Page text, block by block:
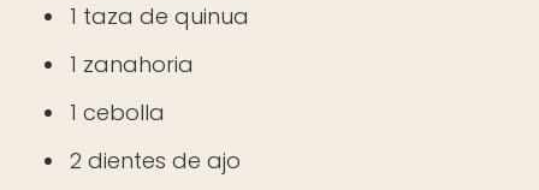
1 taza de quinua
1 zanahoria
1 cebolla
2 dientes de ajo